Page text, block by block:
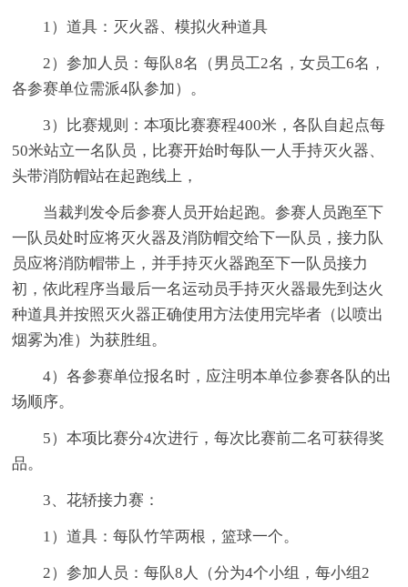
1）道具：灭火器、模拟火种道具
2）参加人员：每队8名（男员工2名，女员工6名，
各参赛单位需派4队参加）。
3）比赛规则：本项比赛赛程400米，各队自起点每
50米站立一名队员，比赛开始时每队一人手持灭火器、
头带消防帽站在起跑线上，
当裁判发令后参赛人员开始起跑。参赛人员跑至下
一队员处时应将灭火器及消防帽交给下一队员，接力队
员应将消防帽带上，并手持灭火器跑至下一队员接力
初，依此程序当最后一名运动员手持灭火器最先到达火
种道具并按照灭火器正确使用方法使用完毕者（以喷出
烟雾为准）为获胜组。
4）各参赛单位报名时，应注明本单位参赛各队的出
场顺序。
5）本项比赛分4次进行，每次比赛前二名可获得奖
品。
3、花轿接力赛：
1）道具：每队竹竿两根，篮球一个。
2）参加人员：每队8人（分为4个小组，每小组2